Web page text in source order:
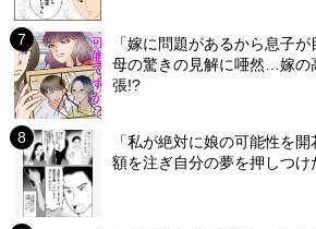
「嫁に問題があるから息子
母の驚きの見解に唖然…嫁の
張!?
「私が絶対に娘の可能性を
額を注ぎ自分の夢を押しつけ